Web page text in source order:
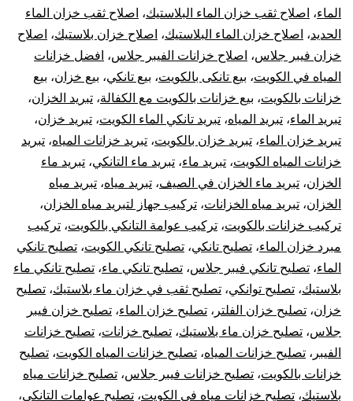
الماء، اصلاح ثقب خزان الماء البلاستيك، اصلاح ثقب خزان الماء
الحديد، اصلاح خزان الماء البلاستيك، اصلاح خزان بلاستيك، اصلاح
خزان فيبر جلاس، اصلاح خزانات الفيبر جلاس، افضل خزانات
المياه في الكويت، بيع تانكى بالكويت، بيع تانكي، بيع خزان، بيع
خزانات بالكويت، بيع خزانات بالكويت مع الكفالة، تبريد الخزان،
تبريد الماء، تبريد المياه، تبريد تانكي الماء الكويت، تبريد خزان،
تبريد خزان الماء، تبريد خزان بالكويت، تبريد خزانات المياه، تبريد
خزانات المياه الكويت، تبريد ماء، تبريد ماء التانكي، تبريد ماء
الخزان، تبريد ماء الخزان في الصيف، تبريد مياه، تبريد مياه
الخزان، تبريد مياه الخزانات، تركيب جهاز لتبريد مياه الخزان،
تركيب خزانات بالكويت، تركيب عوامة التانكي بالكويت، تركيب
مبرد خزان الماء، تصليح تانكي، تصليح تانكي الكويت، تصليح تانكي
الماء، تصليح تانكي فيبر جلاس، تصليح تانكي ماء، تصليح تانكي ماء
بلاستيك، تصليح توانكي، تصليح ثقب في خزان ماء بلاستيك، تصليح
خزان، تصليح خزان الفلتر ، تصليح خزان الماء، تصليح خزان فيبر
جلاس، تصليح خزان ماء بلاستيك، تصليح خزانات، تصليح خزانات
الفيبر ، تصليح خزانات المياه، تصليح خزانات المياه الكويت، تصليح
خزانات بالكويت، تصليح خزانات فيبر جلاس، تصليح خزانات مياه
بلاستيك، تصليح خزانات مياه في الكويت، تصليح عوامات التانكي،